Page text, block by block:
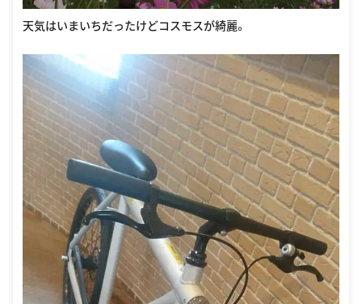
天気はいまいちだったけどコスモスが綺麗。